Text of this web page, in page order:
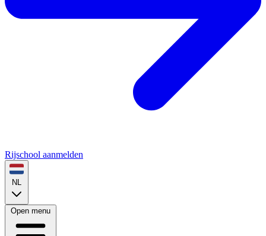
Rijschool aanmelden
NL
Open menu